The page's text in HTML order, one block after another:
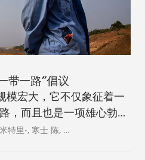
带一路”倡议
模宏大，它不仅象征着一
，而且也是一项雄心勃勃
。对此，卡内基四个研究
特里•, 寒士 陈, …